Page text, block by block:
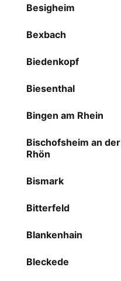
Besigheim
Bexbach
Biedenkopf
Biesenthal
Bingen am Rhein
Bischofsheim an der
Rhön
Bismark
Bitterfeld
Blankenhain
Bleckede